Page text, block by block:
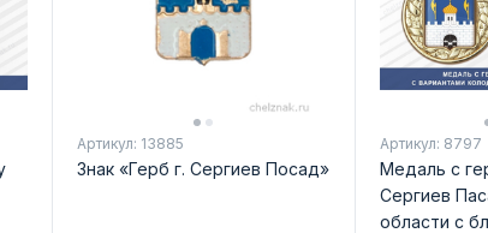
Артикул: 13885
Знак «Герб г. Сергиев Посад»
Артикул: 8797
Медаль с
Сергиев
области с